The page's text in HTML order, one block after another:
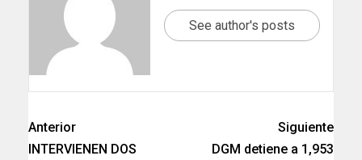
See author's posts
Anterior
INTERVIENEN DOS
Siguiente
DGM detiene a 1,953